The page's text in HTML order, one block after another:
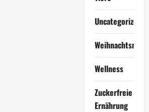
Uncategorized
Wellness
Zuckerfreie
Ernährung